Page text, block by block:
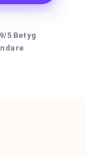
5 Betyg